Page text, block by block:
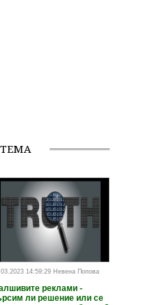
14:59:29 Невена Попова
реклами -
ли решение или се